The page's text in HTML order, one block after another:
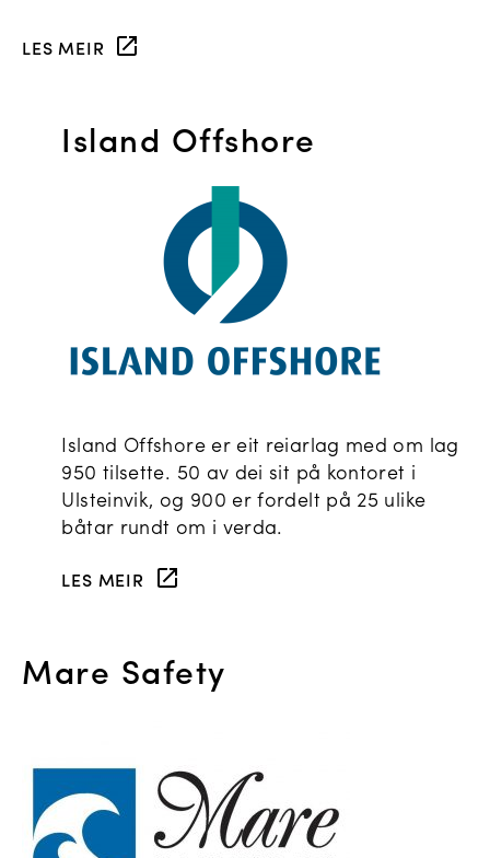
LES MEIR
Island Offshore
Island Offshore er eit reiarlag med om lag
950 tilsette. 50 av dei sit på kontoret i
Ulsteinvik, og 900 er fordelt på 25 ulike
båtar rundt om i verda.
LES MEIR
Mare Safety